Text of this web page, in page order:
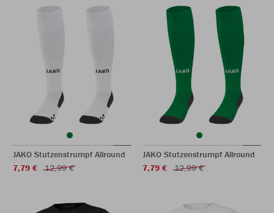
JAKO Stutzenstrumpf Allround
7,79 €
12,99 €
JAKO Stutzenstrumpf Allround
7,79 €
12,99 €